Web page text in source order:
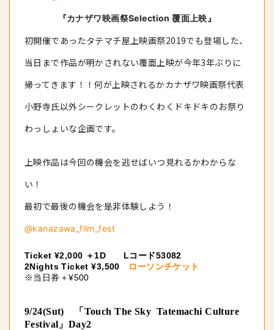
『カナザワ映画祭Selection 覆面上映』
初開催であったタテマチ屋上映画祭2019でも登場した、
当日まで作品が明かされない覆面上映が今年3年ぶりに
帰ってきます！！何が上映されるかカナザワ映画祭代表
小野寺氏以外シークレットのわくわくドキドキのお祭り
わっしょいな企画です。
上映作品は今回の機会を逃せばいつ見れるかわからな
い！
最初で最後の機会を是非体験しよう！
@kanazawa_film_fest
Ticket ¥2,000 ＋ 1D Lコード53082
2Nights Ticket ¥3,500
ローソンチケット
※当日券＋¥500
9/24(Sut) 「Touch The Sky Tatemachi Culture
Festival」Day2